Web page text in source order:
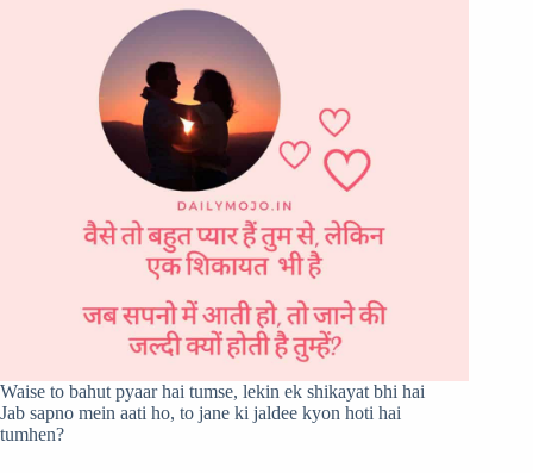
Waise to bahut pyaar hai tumse, lekin ek shikayat bhi hai
Jab sapno mein aati ho, to jane ki jaldee kyon hoti hai
tumhen?